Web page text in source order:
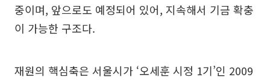
중이며, 앞으로도 예정되어 있어, 지속해서 기금 확충
이 가능한 구조다.
재원의 핵심축은 서울시가 ‘오세훈 시정 1기’인 2009